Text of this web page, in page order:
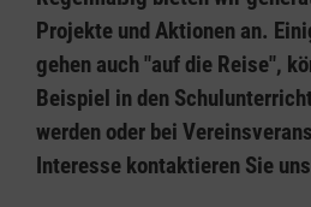
Projekte und Aktionen an.
gehen auch "auf die Reise",
Beispiel in den
werden oder bei
Interesse kontaktieren Sie